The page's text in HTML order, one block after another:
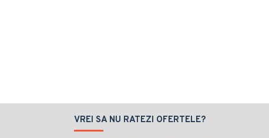
VREI SA NU RATEZI OFERTELE?